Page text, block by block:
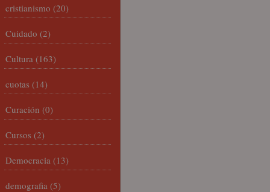
cristianismo (20)
Cuidado (2)
Cultura (163)
cuotas (14)
Curación (0)
Cursos (2)
Democracia (13)
demografia (5)